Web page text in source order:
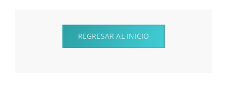
REGRESAR AL INICIO